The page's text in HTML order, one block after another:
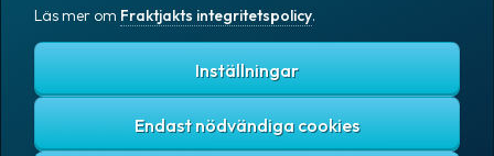
Blogg
Fraktjakts integritetspolicy Allmänna villkor
Läs mer om Fraktjakts integritetspolicy.
Inställningar
Endast nödvändiga cookies